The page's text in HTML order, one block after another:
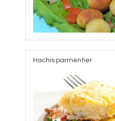
Hachis parmentier